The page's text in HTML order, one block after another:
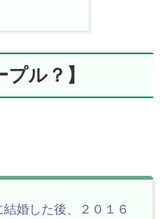
ル？】
婚した後、２０１６